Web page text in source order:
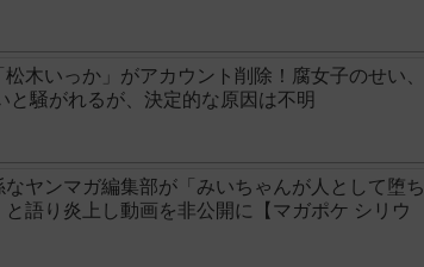
木いっか」がアカウント削除！腐女子のせい、
と騒がれるが、決定的な原因は不明
ヤンマガ編集部が「みいちゃんが人として堕ち
語り炎上し動画を非公開に【マガポケ シリウ